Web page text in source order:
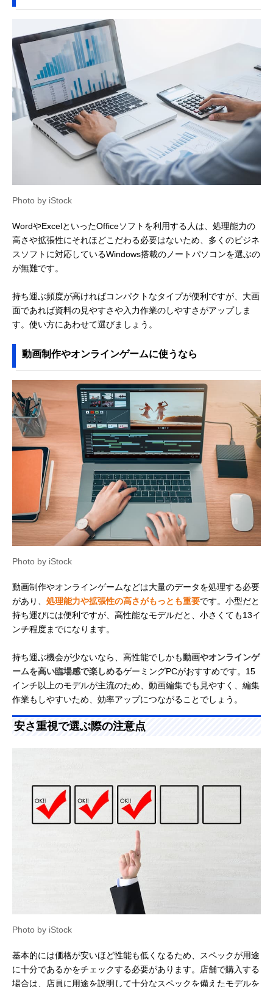
Photo by iStock
WordやExcelといったOfficeソフトを利用する人は、処理能力の
高さや拡張性にそれほどこだわる必要はないため、多くのビジネ
スソフトに対応しているWindows搭載のノートパソコンを選ぶの
が無難です。
持ち運ぶ頻度が高ければコンパクトなタイプが便利ですが、大画
面であれば資料の見やすさや入力作業のしやすさがアップしま
す。使い方にあわせて選びましょう。
動画制作やオンラインゲームに使うなら
Photo by iStock
動画制作やオンラインゲームなどは大量のデータを処理する必要
があり、 処理能力や拡張性の高さがもっとも重要です。小型だと
持ち運びには便利ですが、高性能なモデルだと、小さくても13イ
ンチ程度までになります。
持ち運ぶ機会が少ないなら、高性能でしかも動画やオンラインゲ
ームを高い臨場感で楽しめるゲーミングPCがおすすめです。15
インチ以上のモデルが主流のため、動画編集でも見やすく、編集
作業もしやすいため、効率アップにつながることでしょう。
安さ重視で選ぶ際の注意点
Photo by iStock
基本的には価格が安いほど性能も低くなるため、スペックが用途
に十分であるかをチェックする必要があります。店舗で購入する
場合は、店員に用途を説明して十分なスペックを備えたモデルを